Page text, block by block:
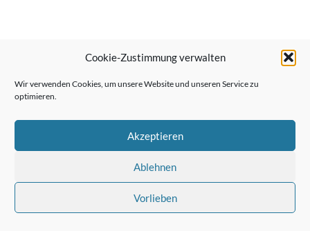
Cookie-Zustimmung verwalten
Wir verwenden Cookies, um unsere Website und unseren Service zu
optimieren.
Akzeptieren
Ablehnen
Vorlieben